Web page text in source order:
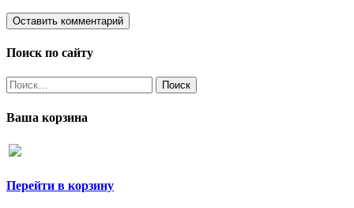
Поиск по сайту
Найти:
Ваша корзина
Перейти в корзину